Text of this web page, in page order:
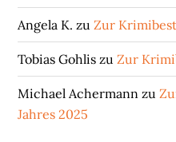
Angela K. zuZur
Tobias Gohlis zuZur
Michael Achermann zu
Jahres 2025